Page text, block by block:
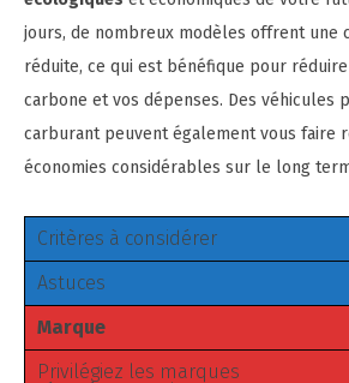
jours, de nombreux modèles offrent une
réduite, ce qui est bénéfique pour
carbone et vos dépenses. Des véhicules
carburant peuvent également vous faire
économies considérables sur le long
Critères à considérer
Astuces
Marque
Privilégiez les marques